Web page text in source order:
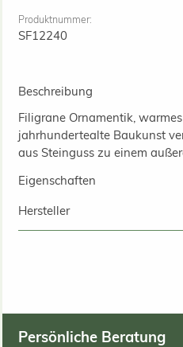
Produktnummer:
SF12240
Beschreibung
Filigrane Ornamentik,
jahrhundertealte Baukunst
aus Steinguss zu einem
Eigenschaften
Hersteller
Persönliche Beratung